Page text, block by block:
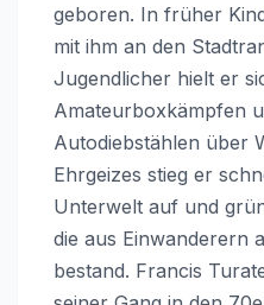
geboren. In früher
mit ihm an den
Jugendlicher hielt er
Amateurboxkämpfen
Autodiebstählen über
Ehrgeizes stieg er
Unterwelt auf und
die aus Einwanderern
bestand. Francis